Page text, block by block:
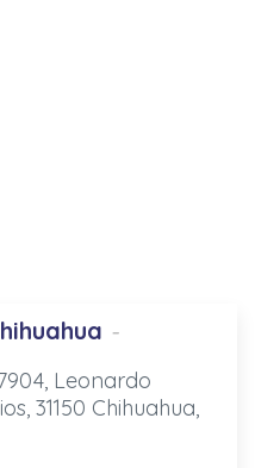
-
Leonardo
31150 Chihuahua,